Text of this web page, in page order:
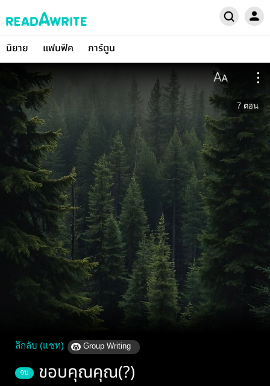
นิยาย แฟนฟิค การ์ตูน
7 ตอน
ลึกลับ (แชท) Group Writing
จบ ขอบคุณคุณ(?)